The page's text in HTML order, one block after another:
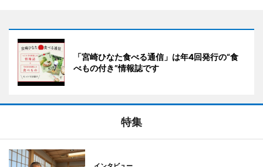
「宮崎ひなた食べる通信」は年4回発行の“食
べもの付き”情報誌です
特集